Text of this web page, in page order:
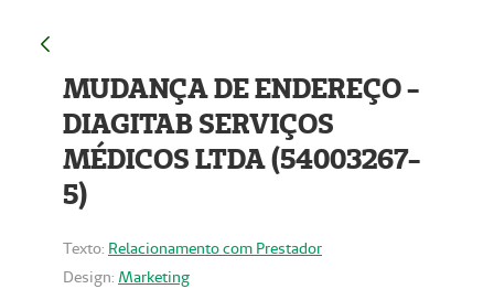
MUDANÇA DE ENDEREÇO -
DIAGITAB SERVIÇOS
MÉDICOS LTDA (54003267-
5)
Texto: Relacionamento com Prestador
Design: Marketing